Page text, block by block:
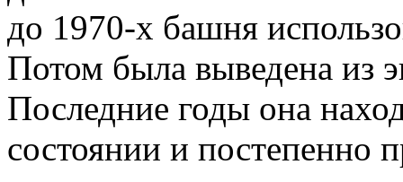
до 1970-х башня
Потом была выведена из
Последние годы она
состоянии и постепенно